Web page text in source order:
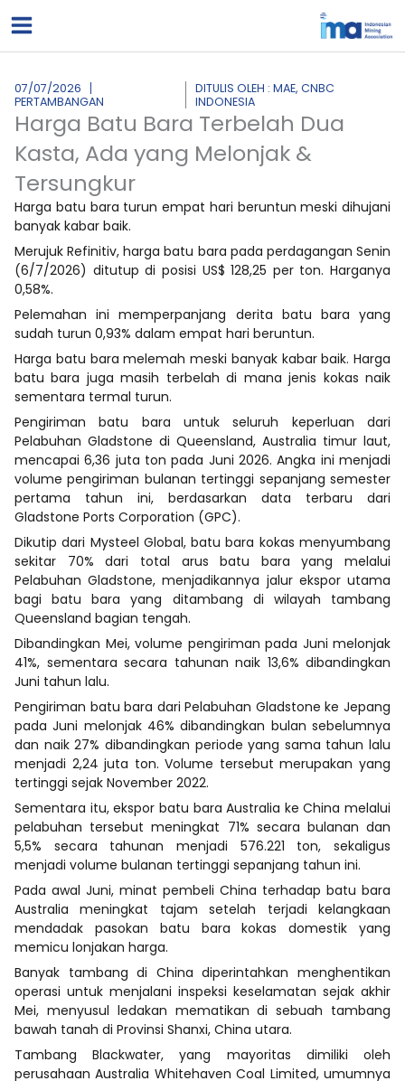
ke
07/07/2026
PERTAMBANGAN
DITULIS OLEH : MAE, CNBC
INDONESIA
Harga Batu Bara Terbelah Dua
Kasta, Ada yang Melonjak &
Tersungkur
Harga batu bara turun empat hari beruntun meski dihujani
banyak kabar baik.
Merujuk Refinitiv, harga batu bara pada perdagangan Senin
(6/7/2026) ditutup di posisi US$ 128,25 per ton. Harganya
0,58%.
Pelemahan ini memperpanjang derita batu bara yang
sudah turun 0,93% dalam empat hari beruntun.
Harga batu bara melemah meski banyak kabar baik. Harga
batu bara juga masih terbelah di mana jenis kokas naik
sementara termal turun.
Pengiriman batu bara untuk seluruh keperluan dari
Pelabuhan Gladstone di Queensland, Australia timur laut,
mencapai 6,36 juta ton pada Juni 2026. Angka ini menjadi
volume pengiriman bulanan tertinggi sepanjang semester
pertama tahun ini, berdasarkan data terbaru dari
Gladstone Ports Corporation (GPC).
Dikutip dari Mysteel Global, batu bara kokas menyumbang
sekitar 70% dari total arus batu bara yang melalui
Pelabuhan Gladstone, menjadikannya jalur ekspor utama
bagi batu bara yang ditambang di wilayah tambang
Queensland bagian tengah.
Dibandingkan Mei, volume pengiriman pada Juni melonjak
41%, sementara secara tahunan naik 13,6% dibandingkan
Juni tahun lalu.
Pengiriman batu bara dari Pelabuhan Gladstone ke Jepang
pada Juni melonjak 46% dibandingkan bulan sebelumnya
dan naik 27% dibandingkan periode yang sama tahun lalu
menjadi 2,24 juta ton. Volume tersebut merupakan yang
tertinggi sejak November 2022.
Sementara itu, ekspor batu bara Australia ke China melalui
pelabuhan tersebut meningkat 71% secara bulanan dan
5,5% secara tahunan menjadi 576.221 ton, sekaligus
menjadi volume bulanan tertinggi sepanjang tahun ini.
Pada awal Juni, minat pembeli China terhadap batu bara
Australia meningkat tajam setelah terjadi kelangkaan
mendadak pasokan batu bara kokas domestik yang
memicu lonjakan harga.
Banyak tambang di China diperintahkan menghentikan
operasi untuk menjalani inspeksi keselamatan sejak akhir
Mei, menyusul ledakan mematikan di sebuah tambang
bawah tanah di Provinsi Shanxi, China utara.
Tambang Blackwater, yang mayoritas dimiliki oleh
perusahaan Australia Whitehaven Coal Limited, umumnya